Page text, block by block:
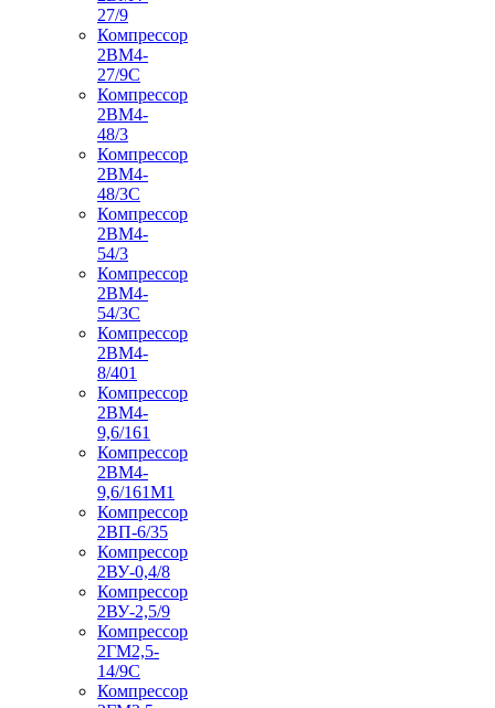
27/9
Компрессор
2ВМ4-
27/9С
Компрессор
2ВМ4-
48/3
Компрессор
2ВМ4-
48/3С
Компрессор
2ВМ4-
54/3
Компрессор
2ВМ4-
54/3С
Компрессор
2ВМ4-
8/401
Компрессор
2ВМ4-
9,6/161
Компрессор
2ВМ4-
9,6/161М1
Компрессор
2ВП-6/35
Компрессор
2ВУ-0,4/8
Компрессор
2ВУ-2,5/9
Компрессор
2ГМ2,5-
14/9С
Компрессор